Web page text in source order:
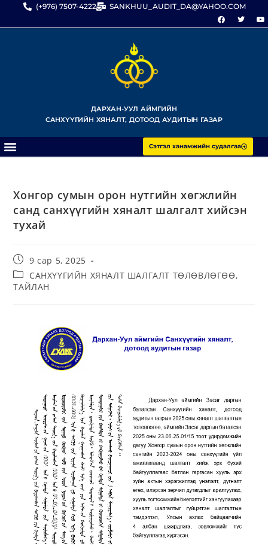
(+976) 7507-4222 SANKHUU_AUDIT_DA@YAHOO.COM
ДАРХАН-УУЛ АЙМГИЙН
САНХҮҮГИЙН ХЯНАЛТ, ДОТООД АУДИТЫН ГАЗАР
Сэтгэл ханамжийн судалгаа
Хонгор сумын орон нутгийн хөгжлийн
санд санхүүгийн хяналт шалгалт хийсэн
тухай
9 сар 5, 2025
САНХҮҮГИЙН ХЯНАЛТ ШАЛГАЛТ ТӨЛӨВЛӨГӨӨ,
ТАЙЛАН